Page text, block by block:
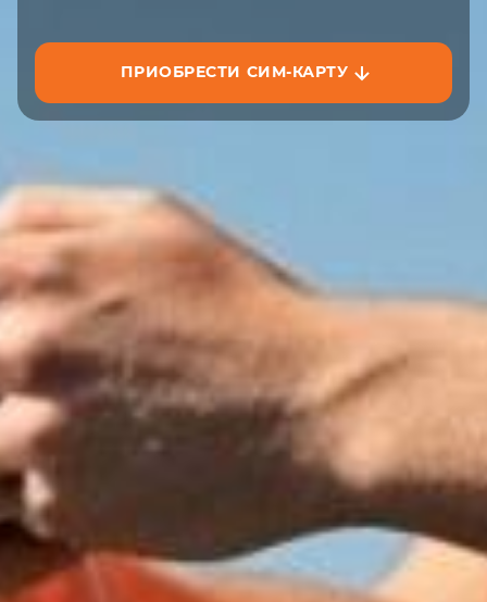
ПРИОБРЕСТИ СИМ-КАРТУ
ЗАКАЗАТЬ НА САЙТЕ